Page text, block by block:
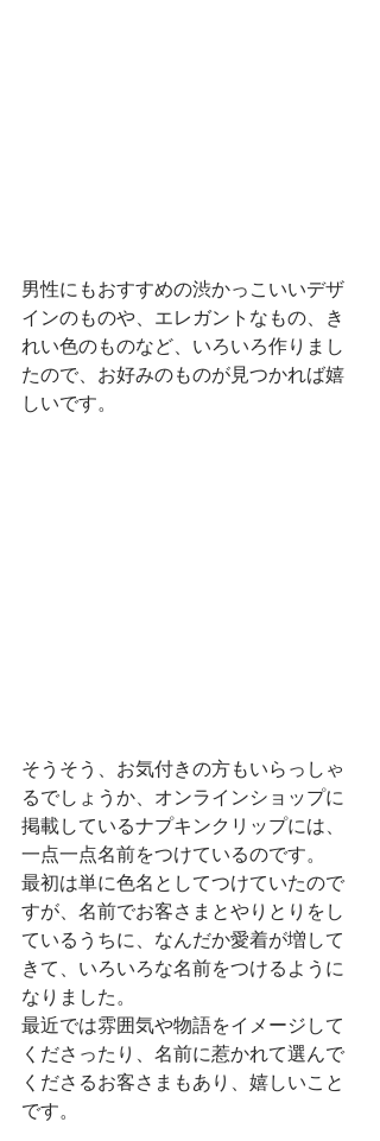
男性にもおすすめの渋かっこいいデザ
インのものや、エレガントなもの、き
れい色のものなど、いろいろ作りまし
たので、お好みのものが見つかれば嬉
しいです。
そうそう、お気付きの方もいらっしゃ
るでしょうか、オンラインショップに
掲載しているナプキンクリップには、
一点一点名前をつけているのです。
最初は単に色名としてつけていたので
すが、名前でお客さまとやりとりをし
ているうちに、なんだか愛着が増して
きて、いろいろな名前をつけるように
なりました。
最近では雰囲気や物語をイメージして
くださったり、名前に惹かれて選んで
くださるお客さまもあり、嬉しいこと
です。